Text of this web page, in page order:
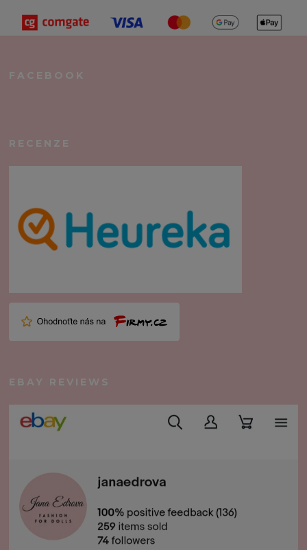
FACEBOOK
RECENZE
EBAY REVIEWS